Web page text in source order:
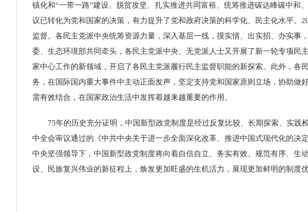
镇化和“一带一路”建设、脱贫攻坚、扎实推进共同富裕、统筹推进碳达峰碳中
议已转化为党和国家的决策，有力提升了党和政府决策的科学化、民主化水平
监督。各民主党派中央统筹资源力量，深入基层一线，摸实情、出实招、办实
委、生态环境部共同牵头，各民主党派中央、无党派人士又开展了新一轮专项
家中心工作的新领域，开启了各民主党派履行民主监督职能的新探索。此外，
务，在国际国内重大事件中主动正面发声，坚定支持党和国家原则立场，协助
需有效结合，在国家政治生活中发挥着越来越重要的作用。
75年的历史充分证明，中国新型政党制度是经过反复比较、长期探索、实践
中全会审议通过的《中共中央关于进一步全面深化改革、推进中国式现代化的
中央坚强领导下，中国新型政党制度将向着自信自立、务实有效、规范有序、
设、民族复兴伟业的新征程上，焕发更加旺盛的生机活力，展现更加鲜明的制度